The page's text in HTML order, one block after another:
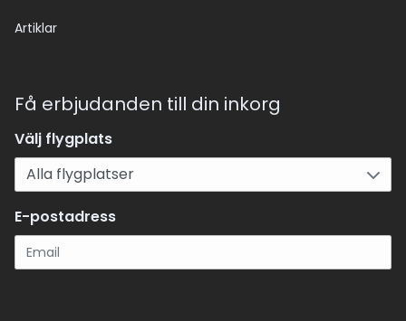
Artiklar
Få erbjudanden till din inkorg
Välj flygplats
E-postadress